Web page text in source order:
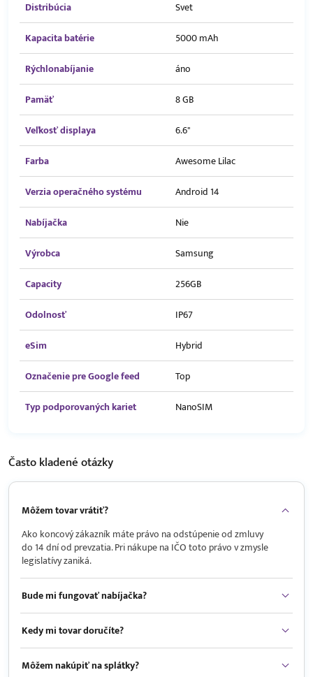
Distribúcia
Svet
Kapacita batérie
5000 mAh
Rýchlonabíjanie
áno
Pamäť
8 GB
Veľkosť displaya
6.6"
Farba
Awesome Lilac
Verzia operačného systému
Android 14
Nabíjačka
Nie
Výrobca
Samsung
Capacity
256GB
Odolnosť
IP67
eSim
Hybrid
Označenie pre Google feed
Top
Typ podporovaných kariet
NanoSIM
Často kladenéotázky
Môžem tovar vrátiť?
Ako koncový zákazník máte právo na odstúpenie od zmluvy
do 14 dní od prevzatia. Pri nákupe na IČO toto právo v zmysle
legislatívy zaniká.
Bude mi fungovať nabíjačka?
Kedy mi tovar doručíte?
Môžem nakúpiť na splátky?